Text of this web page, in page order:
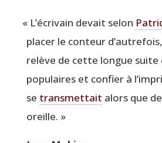
« L’écrivain devait selon
pla­cer le conteur
relève de cette longue suite
popu­laires et confier à
se trans­met­tait alors que
oreille. »